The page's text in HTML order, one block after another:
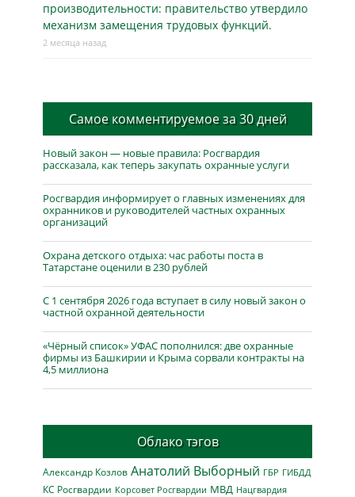
производительности: правительство утвердило
механизм замещения трудовых функций.
2 месяца назад
Самое комментируемое за 30 дней
Новый закон — новые правила: Росгвардия
рассказала, как теперь закупать охранные услуги
Росгвардия информирует о главных изменениях для
охранников и руководителей частных охранных
организаций
Охрана детского отдыха: час работы поста в
Татарстане оценили в 230 рублей
С 1 сентября 2026 года вступает в силу новый закон о
частной охранной деятельности
«Чёрный список» УФАС пополнился: две охранные
фирмы из Башкирии и Крыма сорвали контракты на
4,5 миллиона
Облако тэгов
Александр Козлов Анатолий Выборный ГБР ГИБДД
КС Росгвардии Корсовет Росгвардии МВД Нацгвардия